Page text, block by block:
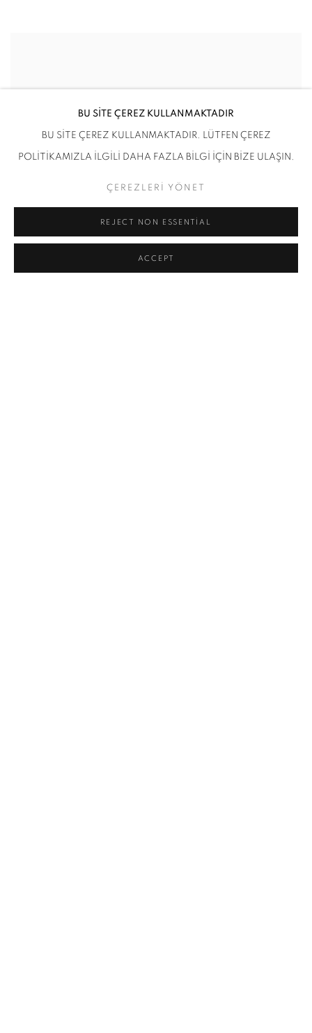
BU SİTE ÇEREZ KULLANMAKTADIR
BU SİTE ÇEREZ KULLANMAKTADIR. LÜTFEN ÇEREZ
POLİTİKAMIZLA İLGİLİ DAHA FAZLA BİLGİ İÇİN BİZE ULAŞIN.
ÇEREZLERİ YÖNET
REJECT NON ESSENTIAL
ACCEPT